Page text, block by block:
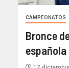
CAMPEONATOS
Bronce
española